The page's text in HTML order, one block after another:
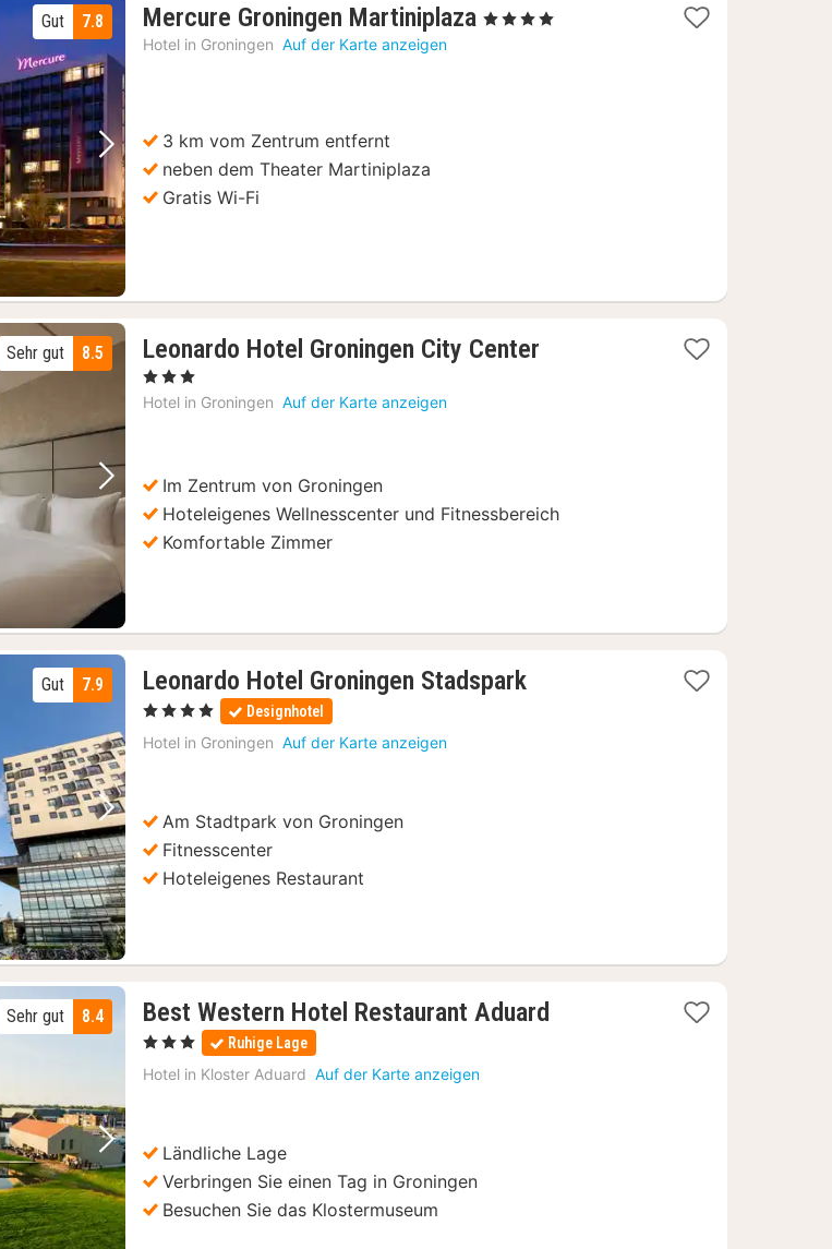
Nächstes Bild
7.8
Gut Mercure Groningen Martiniplaza 1
, 4 Sterne
Hotel in Groningen Auf der Karte anzeigen
3 km vom Zentrum entfernt
neben dem Theater Martiniplaza
Gratis Wi-Fi
Nächstes Bild
8.5
Sehr gut Leonardo Hotel Groningen City Center
, 3 Sterne
Hotel in Groningen Auf der Karte anzeigen
Im Zentrum von Groningen
Hoteleigenes Wellnesscenter und Fitnessbereich
Komfortable Zimmer
Nächstes Bild
7.9
Gut Leonardo Hotel Groningen Stadspark1
, 4 Sterne Designhotel
Hotel in Groningen Auf der Karte anzeigen
Am Stadtpark von Groningen
Fitnesscenter
Hoteleigenes Restaurant
Nächstes Bild
8.4
Sehr gut Best Western Hotel Restaurant Aduard
, 3 Sterne Ruhige Lage
Hotel in Kloster Aduard Auf der Karte anzeigen
Ländliche Lage
Verbringen Sie einen Tag in Groningen
Besuchen Sie das Klostermuseum